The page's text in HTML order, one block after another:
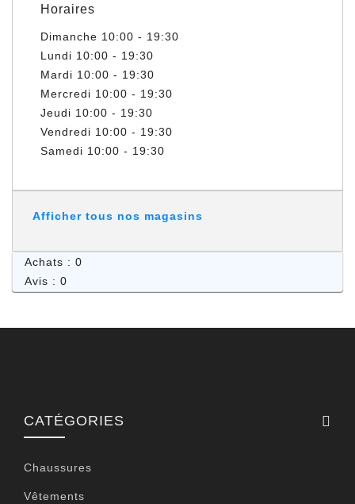
Horaires
Dimanche 10:00 - 19:30
Lundi 10:00 - 19:30
Mardi 10:00 - 19:30
Mercredi 10:00 - 19:30
Jeudi 10:00 - 19:30
Vendredi 10:00 - 19:30
Samedi 10:00 - 19:30
Afficher tous nos magasins
Achats : 0
Avis : 0
CATÉGORIES
Chaussures
Vêtements